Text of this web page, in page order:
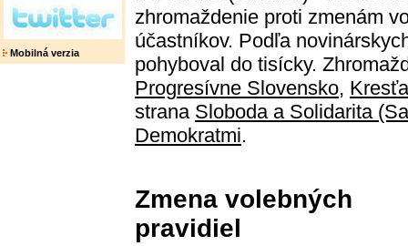
Mobilná verzia
zhromaždenie proti zmenám
účastníkov. Podľa
pohyboval do tisícky.
Progresívne Slovensko,
strana Sloboda a Solidarita
Demokratmi.
Zmena volebných
pravidiel